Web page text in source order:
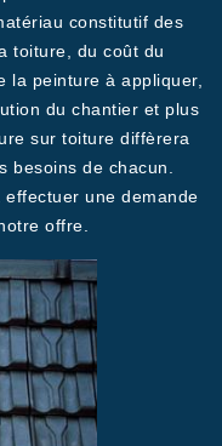
constitutif des
toiture, du coût du
la peinture à appliquer,
du chantier et plus
sur toiture diffèrera
besoins de chacun.
une demande
offre.